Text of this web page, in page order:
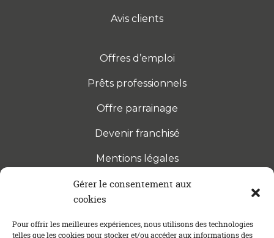
Gérer le consentement aux
cookies
Pour offrir les meilleures expériences, nous utilisons des technologies
telles que les cookies pour stocker et/ou accéder aux informations des
Avis clients
Offres d’emploi
Prêts professionnels
Offre parrainage
Devenir franchisé
Mentions légales
S’INSCRIRE À LA NEWSLETTER
Abonnez-vous à notre newsletter pour être tenu au